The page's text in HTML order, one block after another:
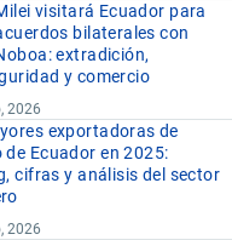
visitará Ecuador para
bilaterales con
extradición,
y comercio
2026
exportadoras de
de Ecuador en 2025:
cifras y análisis del sector
2026